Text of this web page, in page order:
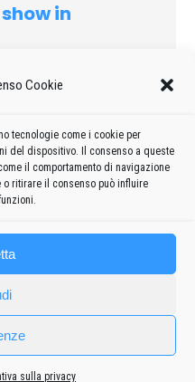
Cookie
tecnologie come i cookie per
del dispositivo. Il consenso a queste
il comportamento di navigazione
ritirare il consenso può influire
sulla privacy
in
della foschia che copriva
le piste
a manovrare la cloche i
globo, si dice, ci invidiano.